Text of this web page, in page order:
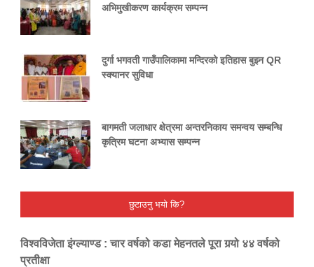
अभिमुखीकरण कार्यक्रम सम्पन्न
दुर्गा भगवती गाउँपालिकामा मन्दिरको इतिहास बुझ्न QR
स्क्यानर सुविधा
बागमती जलाधार क्षेत्रमा अन्तरनिकाय समन्वय सम्बन्धि
कृत्रिम घटना अभ्यास सम्पन्न
छुटाउनु भयो कि?
विश्वविजेता इंग्ल्याण्ड : चार वर्षको कडा मेहनतले पूरा गर्‍यो ४४ वर्षको
प्रतीक्षा